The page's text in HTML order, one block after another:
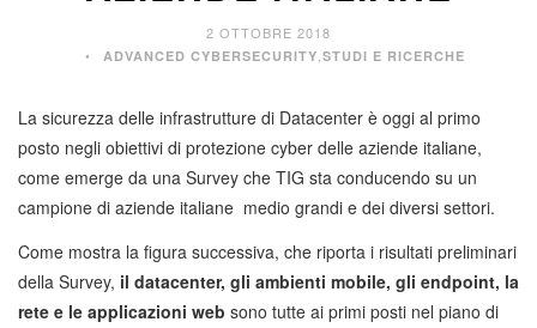
2 OTTOBRE 2018
ADVANCED CYBERSECURITY STUDI E RICERCHE
La sicurezza delle infrastrutture di Datacenter è oggi al primo
posto negli obiettivi di protezione cyber delle aziende italiane,
come emerge da una Survey che TIG sta conducendo su un
campione di aziende italiane medio grandi e dei diversi settori.
Come mostra la figura successiva, che riporta i risultati preliminari
della Survey, il datacenter, gli ambienti mobile, gli endpoint, la
rete e le applicazioni web sono tutte ai primi posti nel piano di